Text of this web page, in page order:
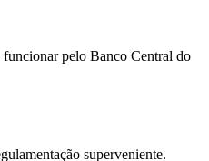
funcionar pelo Banco Central do
superveniente.